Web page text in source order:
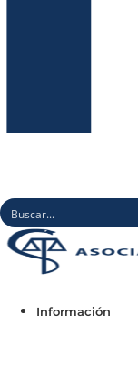
Información